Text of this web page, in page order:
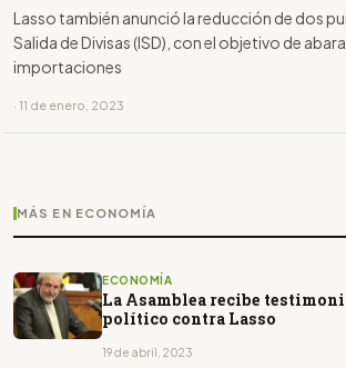
Lasso también anunció la reducción de dos
Salida de Divisas (ISD), con el objetivo de
importaciones
· 11 de enero, 2023
MÁS EN ECONOMÍA
ECONOMÍA
La Asamblea recibe
político contra Lasso
19 de abril, 2023